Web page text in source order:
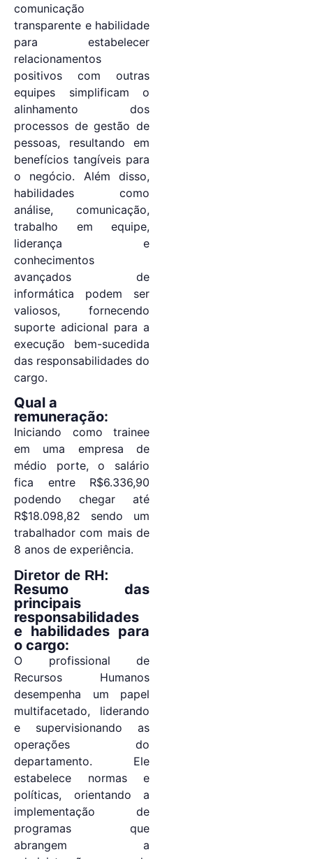
comunicação
transparente e habilidade
para estabelecer
relacionamentos
positivos com outras
equipes simplificam o
alinhamento dos
processos de gestão de
pessoas, resultando em
benefícios tangíveis para
o negócio. Além disso,
habilidades como
análise, comunicação,
trabalho em equipe,
liderança e
conhecimentos
avançados de
informática podem ser
valiosos, fornecendo
suporte adicional para a
execução bem-sucedida
das responsabilidades do
cargo.
Qual a
remuneração:
Iniciando como trainee
em uma empresa de
médio porte, o salário
fica entre R$6.336,90
podendo chegar até
R$18.098,82 sendo um
trabalhador com mais de
8 anos de experiência.
Diretor de RH:
Resumo das
principais
responsabilidades
e habilidades para
o cargo:
O profissional de
Recursos Humanos
desempenha um papel
multifacetado, liderando
e supervisionando as
operações do
departamento. Ele
estabelece normas e
políticas, orientando a
implementação de
programas que
abrangem a